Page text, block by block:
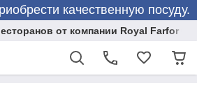
качественную посуду.
от компании Royal Farfor